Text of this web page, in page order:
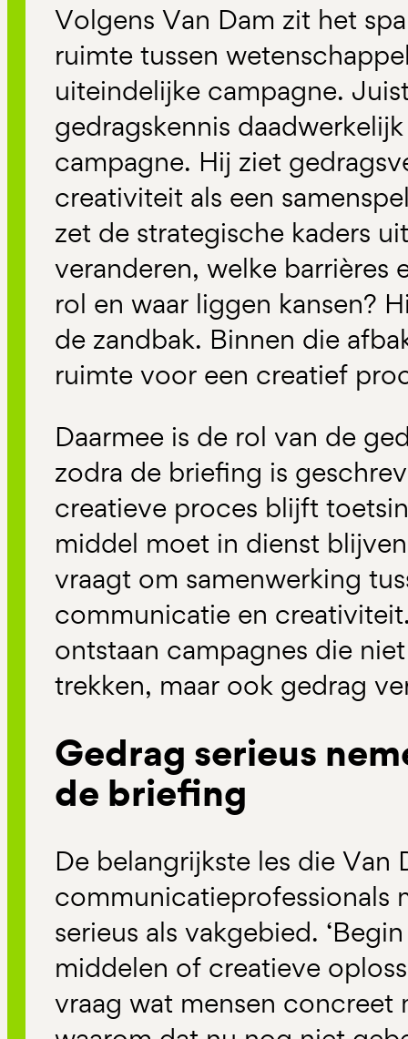
Volgens Van Dam zit het
ruimte tussen
uiteindelijke campagne.
gedragskennis
campagne. Hij ziet
creativiteit als een
zet de strategische kaders
veranderen, welke barrières
rol en waar liggen kansen?
de zandbak. Binnen die
ruimte voor een creatief
Daarmee is de rol van de
zodra de briefing is
creatieve proces blijft
middel moet in dienst
vraagt om samenwerking
communicatie en
ontstaan campagnes die
trekken, maar ook gedrag
Gedrag serieus
de briefing
De belangrijkste les die Van
communicatieprofessionals
serieus als vakgebied.
middelen of creatieve
vraag wat mensen concreet